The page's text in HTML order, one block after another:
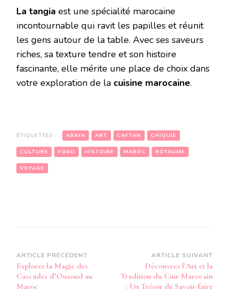
La tangia est une spécialité marocaine
incontournable qui ravit les papilles et réunit
les gens autour de la table. Avec ses saveurs
riches, sa texture tendre et son histoire
fascinante, elle mérite une place de choix dans
votre exploration de la cuisine marocaine.
ÉTIQUETTES : ABAYA ART CAFTAN CHIQUIE
CULTURE FOOD HISTOIRE MAROC ROYAUME
VOYAGE
Navigation
d’article
ARTICLE PRÉCÉDENT
Explorez la Magie des
Cascades d’Ouzoud au
Maroc
ARTICLE SUIVANT
Découvrez l’Art et la
Tradition du Cuir Marocain
: Un Trésor de Savoir-faire